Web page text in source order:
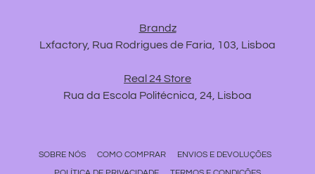
Brandz
Lxfactory, Rua Rodrigues de Faria, 103, Lisboa
Real 24 Store
Rua da Escola Politécnica, 24, Lisboa
SOBRE NÓS COMO COMPRAR
ENVIOS E DEVOLUÇÕES